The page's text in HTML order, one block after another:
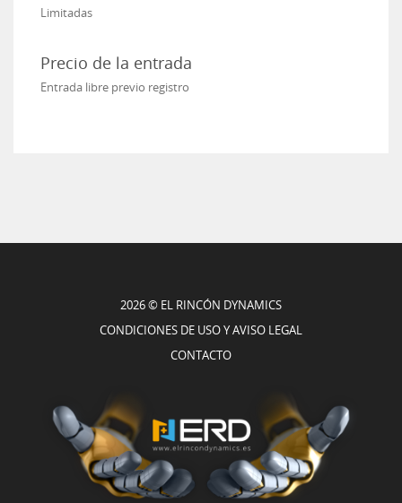
Limitadas
Precio de la entrada
Entrada libre previo registro
2026 © EL RINCÓN DYNAMICS
CONDICIONES DE USO Y AVISO LEGAL
CONTACTO